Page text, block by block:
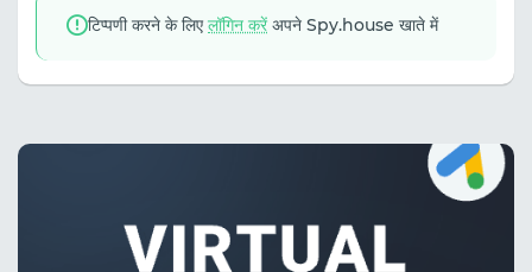
टिप्पणी करने के लिए लॉगिन करेंअपने Spy.house खाते में